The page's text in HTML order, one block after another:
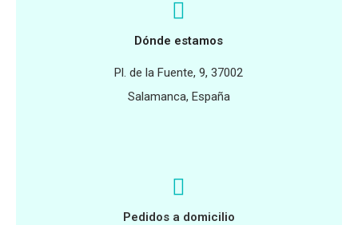
Dónde estamos
Pl. de la Fuente, 9, 37002
Salamanca, España
Pedidos a domicilio